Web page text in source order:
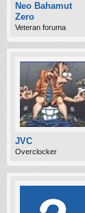
Neo Bahamut
Zero
Veteran foruma
JVC
Overclocker